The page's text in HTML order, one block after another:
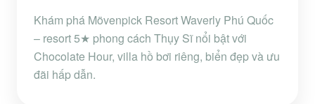
Khám phá Mövenpick Resort Waverly Phú Quốc
– resort 5★ phong cách Thụy Sĩ nổi bật với
Chocolate Hour, villa hồ bơi riêng, biển đẹp và ưu
đãi hấp dẫn.